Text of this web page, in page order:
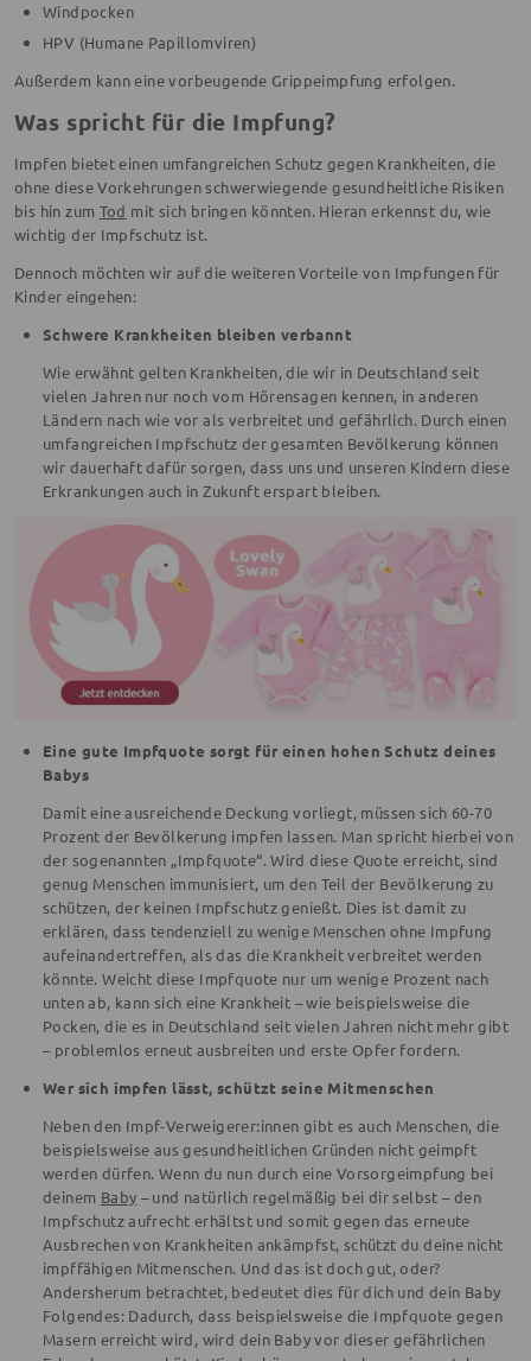
Windpocken
HPV (Humane Papillomviren)
Außerdem kann eine vorbeugende Grippeimpfung erfolgen.
Was spricht für die Impfung?
Impfen bietet einen umfangreichen Schutz gegen Krankheiten, die
ohne diese Vorkehrungen schwerwiegende gesundheitliche Risiken
bis hin zum Tod mit sich bringen könnten. Hieran erkennst du, wie
wichtig der Impfschutz ist.
Dennoch möchten wir auf die weiteren Vorteile von Impfungen für
Kinder eingehen:
Schwere Krankheiten bleiben verbannt
Wie erwähnt gelten Krankheiten, die wir in Deutschland seit
vielen Jahren nur noch vom Hörensagen kennen, in anderen
Ländern nach wie vor als verbreitet und gefährlich. Durch einen
umfangreichen Impfschutz der gesamten Bevölkerung können
wir dauerhaft dafür sorgen, dass uns und unseren Kindern diese
Erkrankungen auch in Zukunft erspart bleiben.
Eine gute Impfquote sorgt für einen hohen Schutz deines
Babys
Damit eine ausreichende Deckung vorliegt, müssen sich 60-70
Prozent der Bevölkerung impfen lassen. Man spricht hierbei von
der sogenannten „Impfquote“. Wird diese Quote erreicht, sind
genug Menschen immunisiert, um den Teil der Bevölkerung zu
schützen, der keinen Impfschutz genießt. Dies ist damit zu
erklären, dass tendenziell zu wenige Menschen ohne Impfung
aufeinandertreffen, als das die Krankheit verbreitet werden
könnte. Weicht diese Impfquote nur um wenige Prozent nach
unten ab, kann sich eine Krankheit – wie beispielsweise die
Pocken, die es in Deutschland seit vielen Jahren nicht mehr gibt
– problemlos erneut ausbreiten und erste Opfer fordern.
Wer sich impfen lässt, schützt seine Mitmenschen
Neben den Impf-Verweigerer:innen gibt es auch Menschen, die
beispielsweise aus gesundheitlichen Gründen nicht geimpft
werden dürfen. Wenn du nun durch eine Vorsorgeimpfung bei
deinem Baby – und natürlich regelmäßig bei dir selbst – den
Impfschutz aufrecht erhältst und somit gegen das erneute
Ausbrechen von Krankheiten ankämpfst, schützt du deine nicht
impffähigen Mitmenschen. Und das ist doch gut, oder?
Andersherum betrachtet, bedeutet dies für dich und dein Baby
Folgendes: Dadurch, dass beispielsweise die Impfquote gegen
Masern erreicht wird, wird dein Baby vor dieser gefährlichen